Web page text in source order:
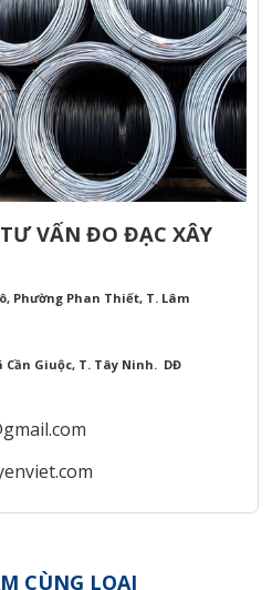
VẤN ĐO ĐẠC XÂY
Phường Phan Thiết, T. Lâm
Cần Giuộc, T. Tây Ninh. DĐ
CÙNG LOẠI